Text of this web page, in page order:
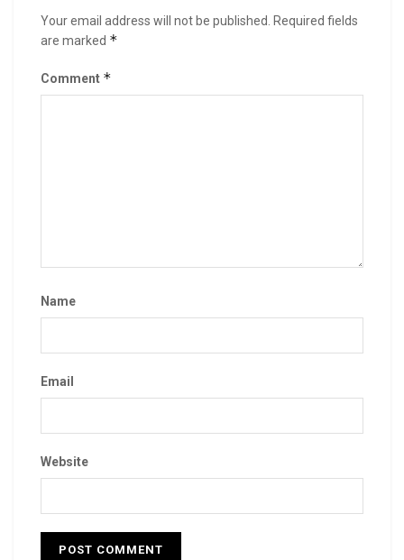
Your email address will not be published. Required fields
are marked *
Comment *
Name
Email
Website